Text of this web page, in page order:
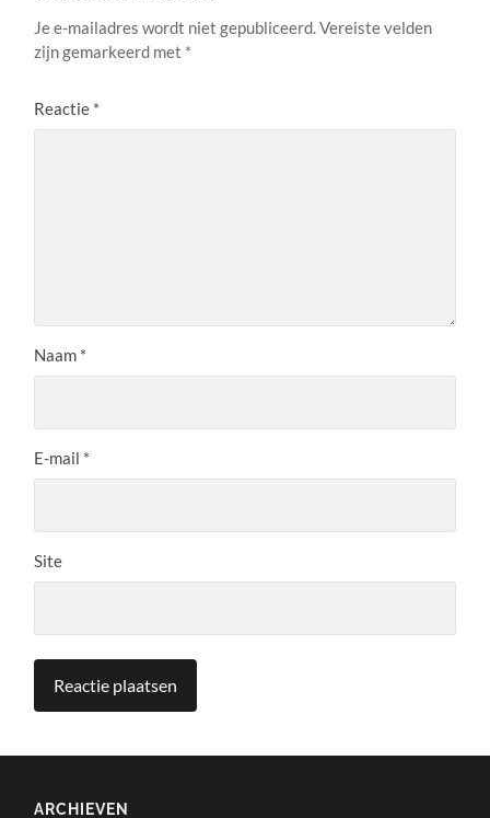
Je e-mailadres wordt niet gepubliceerd.Vereiste velden
zijn gemarkeerd met *
Reactie *
Naam *
E-mail *
Site
ARCHIEVEN